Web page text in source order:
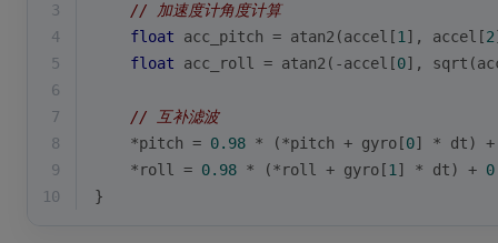
3
// 加速度计角度计算
4
float acc_pitch = atan2 (accel[1 ], accel[2
5
float acc_roll = atan2 (-accel[0], sqrt
6
7
// 互补滤波
8
    *pitch =
0.98 * (*pitch + gyro[0] * dt)
9
    *roll =
0.98 * (*roll + gyro[1 ] * dt) +
10
}